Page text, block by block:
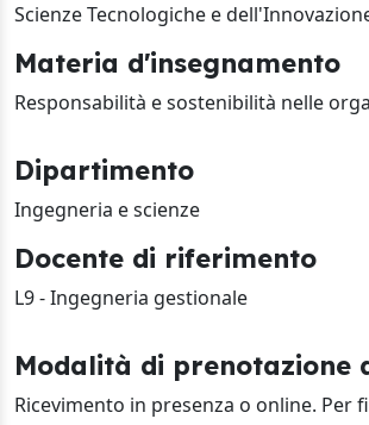
Scienze Tecnologiche e
Materia d'insegnamento
Responsabilità e sostenibilità nelle
Dipartimento
Ingegneria e scienze
Docente di riferimento
L9 - Ingegneria gestionale
Modalità di prenotazione
Ricevimento in presenza o online. Per